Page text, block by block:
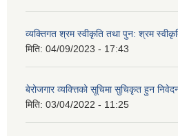
व्यक्तिगत श्रम स्वीकृति तथा पुन: श्रम
मिति: 04/09/2023 - 17:43
बेरोजगार व्यक्त्तिको सूचिमा सुचिकृत हुन
मिति: 03/04/2022 - 11:25